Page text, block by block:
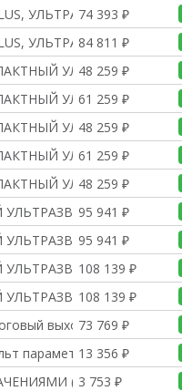
УЛЬТРАЗВУКОВ
74 393 ₽
УЛЬТРАЗВУКОВ
84 811 ₽
УЛЬТРАЗВУ
48 259 ₽
УЛЬТРАЗВУ
61 259 ₽
УЛЬТРАЗВУ
48 259 ₽
УЛЬТРАЗВУ
61 259 ₽
УЛЬТРАЗВУ
48 259 ₽
У
95 941 ₽
У
95 941 ₽
У
108 139 ₽
У
108 139 ₽
выхо 73 769 ₽
параметриро
13 356 ₽
(1 ШКАЛА
3 753 ₽